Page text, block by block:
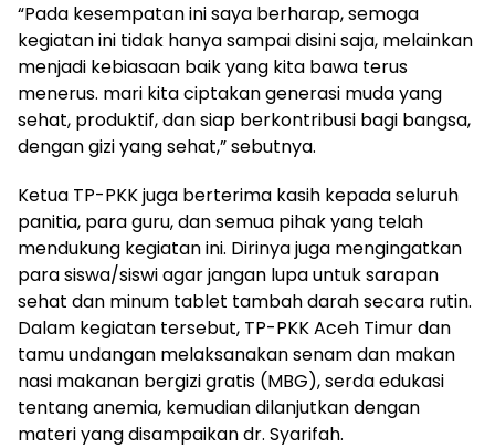
“Pada kesempatan ini saya berharap, semoga
kegiatan ini tidak hanya sampai disini saja, melainkan
menjadi kebiasaan baik yang kita bawa terus
menerus. mari kita ciptakan generasi muda yang
sehat, produktif, dan siap berkontribusi bagi bangsa,
dengan gizi yang sehat,” sebutnya.
Ketua TP-PKK juga berterima kasih kepada seluruh
panitia, para guru, dan semua pihak yang telah
mendukung kegiatan ini. Dirinya juga mengingatkan
para siswa/siswi agar jangan lupa untuk sarapan
sehat dan minum tablet tambah darah secara rutin.
Dalam kegiatan tersebut, TP-PKK Aceh Timur dan
tamu undangan melaksanakan senam dan makan
nasi makanan bergizi gratis (MBG), serda edukasi
tentang anemia, kemudian dilanjutkan dengan
materi yang disampaikan dr. Syarifah.